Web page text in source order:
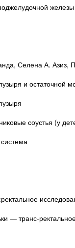
железы
Селена А. Азиз,
и остаточной
соустья (у
— транс-